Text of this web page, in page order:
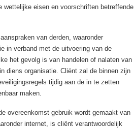
wettelijke eisen en voorschriften betreffende
van derden, waaronder
in verband met de uitvoering van de
het gevolg is van handelen of nalaten van
diens organisatie. Cliënt zal de binnen zijn
tijdig aan de in te zetten
maken.
overeenkomst gebruik wordt gemaakt van
internet, is cliënt verantwoordelijk